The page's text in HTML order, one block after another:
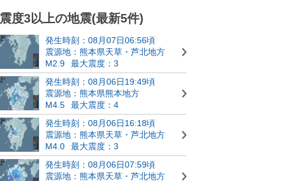
震度3以上の地震(最新5件)
発生時刻：08月07日06:56頃
震源地：熊本県天草・芦北地方
M2.9
最大震度：3
発生時刻：08月06日19:49頃
震源地：熊本県熊本地方
M4.5
最大震度：4
発生時刻：08月06日16:18頃
震源地：熊本県天草・芦北地方
M4.0
最大震度：3
発生時刻：08月06日07:59頃
震源地：熊本県天草・芦北地方